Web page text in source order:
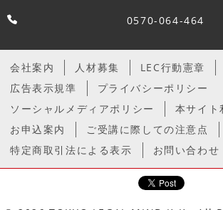
0570-064-464
会社案内 人材募集 LEC行動憲章
広告表示規準
プライバシーポリシー
ソーシャルメディアポリシー
本サイト
お申込案内
ご受講に際しての注意点
特定商取引法による表示
お問い合わせ